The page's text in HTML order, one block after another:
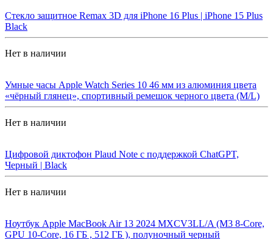
Стекло защитное Remax 3D для iPhone 16 Plus | iPhone 15 Plus
Black
Нет в наличии
Умные часы Apple Watch Series 10 46 мм из алюминия цвета
«чёрный глянец», спортивный ремешок черного цвета (M/L)
Нет в наличии
Цифровой диктофон Plaud Note с поддержкой ChatGPT,
Черный | Black
Нет в наличии
Ноутбук Apple MacBook Air 13 2024 MXCV3LL/A (M3 8-Core,
GPU 10-Core, 16 ГБ , 512 ГБ ), полуночный черный